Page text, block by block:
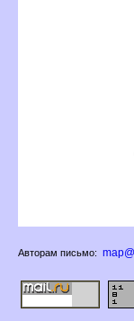
Авторам письмо: